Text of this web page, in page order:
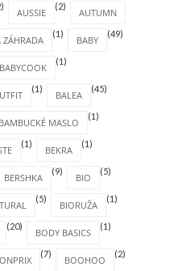
AUSSIE
(2)
AUTUMN
ZÁHRADA
(1)
BABY
(49)
BABYCOOK
(1)
(1)
BALEA
(45)
BAMBUCKÉ MASLO
(1)
(1)
BEKRA
(1)
BERSHKA
(9)
BIO
(5)
(5)
BIORUŽA
(1)
(20)
BODY BASICS
(1)
(7)
BOOHOO
(2)